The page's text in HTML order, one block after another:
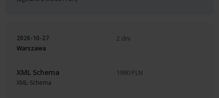
2026-10-27
Warszawa
XML Schema
XML-Schema
2 dni
1990 PLN